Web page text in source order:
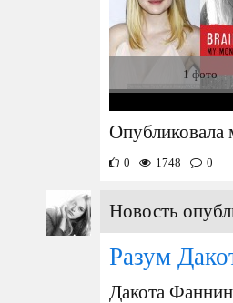
1 фото
Опубликовала
0 1748 0
Новость
Разум
Дакота